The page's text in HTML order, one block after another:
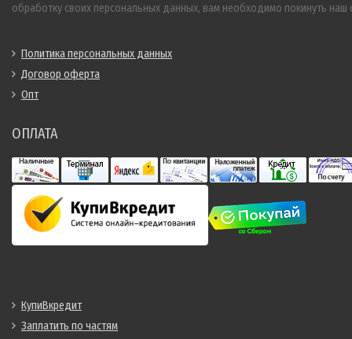
обработку своих персональных данных, вам необходимо покинуть наш
Политика персональных данных
Договор оферта
Опт
ОПЛАТА
КупиВкредит
Заплатить по частям